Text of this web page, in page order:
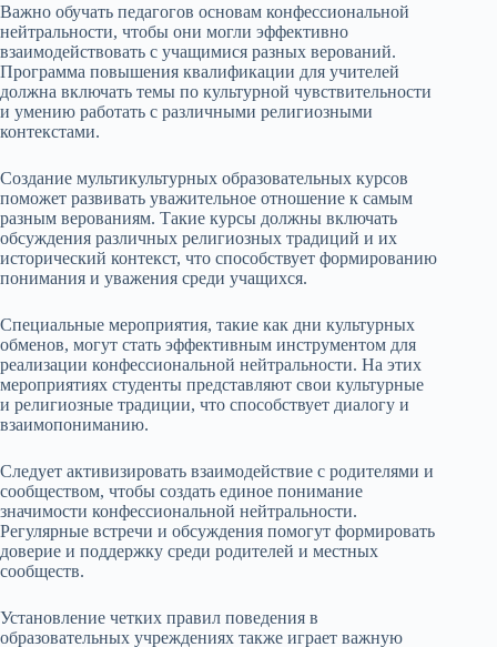
Важно обучать педагогов основам конфессиональной
нейтральности, чтобы они могли эффективно
взаимодействовать с учащимися разных верований.
Программа повышения квалификации для учителей
должна включать темы по культурной чувствительности
и умению работать с различными религиозными
контекстами.
Создание мультикультурных образовательных курсов
поможет развивать уважительное отношение к самым
разным верованиям. Такие курсы должны включать
обсуждения различных религиозных традиций и их
исторический контекст, что способствует формированию
понимания и уважения среди учащихся.
Специальные мероприятия, такие как дни культурных
обменов, могут стать эффективным инструментом для
реализации конфессиональной нейтральности. На этих
мероприятиях студенты представляют свои культурные
и религиозные традиции, что способствует диалогу и
взаимопониманию.
Следует активизировать взаимодействие с родителями и
сообществом, чтобы создать единое понимание
значимости конфессиональной нейтральности.
Регулярные встречи и обсуждения помогут формировать
доверие и поддержку среди родителей и местных
сообществ.
Установление четких правил поведения в
образовательных учреждениях также играет важную